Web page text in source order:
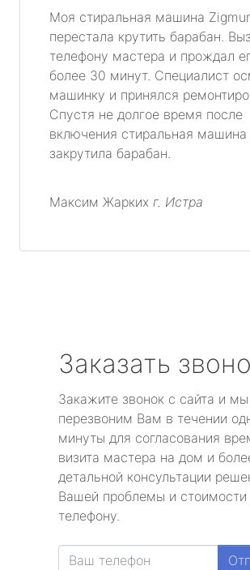
Моя стиральная машина
перестала крутить барабан.
телефону мастера и прождал
более 30 минут. Специалист
машинку и принялся
Спустя не долгое время после
включения стиральная машина
закрутила барабан.
Максим Жарких г. Истра
Заказать
Закажите звонок с сайта и мы
перезвоним Вам в течении
минуты для согласования
визита мастера на дом и
детальной консультации
Вашей проблемы и стоимости
телефону.